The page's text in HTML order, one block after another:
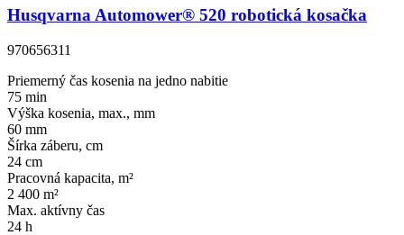
Husqvarna Automower® 520 robotická kosačka
970656311
Priemerný čas kosenia na jedno nabitie
75 min
Výška kosenia, max., mm
60 mm
Šírka záberu, cm
24 cm
Pracovná kapacita, m²
2 400 m²
Max. aktívny čas
24 h